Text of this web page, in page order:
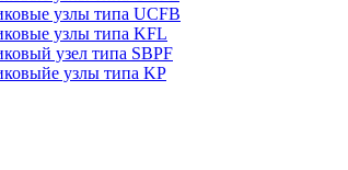
узлы типа UCFB
узлы типа KFL
узел типа SBPF
узлы типа KP